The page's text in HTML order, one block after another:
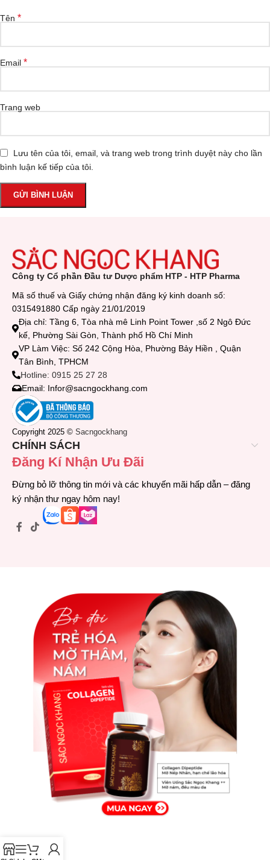
Tên *
Email *
Trang web
Lưu tên của tôi, email, và trang web trong trình duyệt này cho lần
bình luận kế tiếp của tôi.
Công ty Cổ phần Đầu tư Dược phẩm HTP - HTP Pharma
Mã số thuế và Giấy chứng nhận đăng ký kinh doanh số:
0315491880 Cấp ngày 21/01/2019
Địa chỉ: Tầng 6, Tòa nhà mê Linh Point Tower ,số 2 Ngô Đức
kế, Phường Sài Gòn, Thành phố Hồ Chí Minh
VP Làm Việc: Số 242 Cộng Hòa, Phường Bảy Hiền , Quận
Tân Bình, TPHCM
Hotline: 0915 25 27 28
Email: Infor@sacngockhang.com
Copyright 2025 © Sacngockhang
CHÍNH SÁCH
Đăng Kí Nhận Ưu Đãi
Đừng bỏ lỡ thông tin mới và các khuyến mãi hấp dẫn – đăng
ký nhận thư ngay hôm nay!